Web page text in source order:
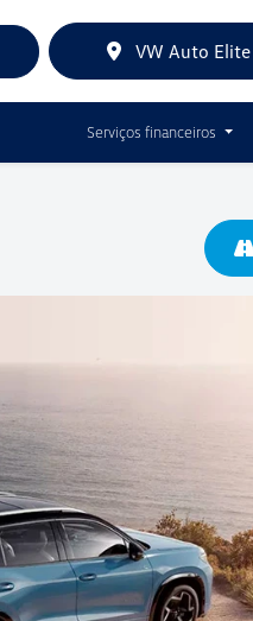
VW Auto
Serviços financeiros